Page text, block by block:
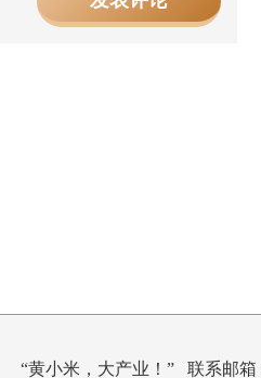
“黄小米，大产业！” 联系邮箱